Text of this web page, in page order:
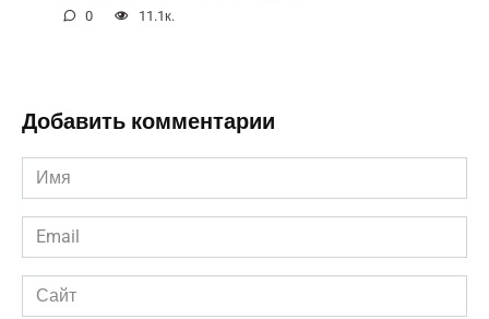
0 11.1к.
Добавить комментарии
Имя
*
Email
*
Сайт